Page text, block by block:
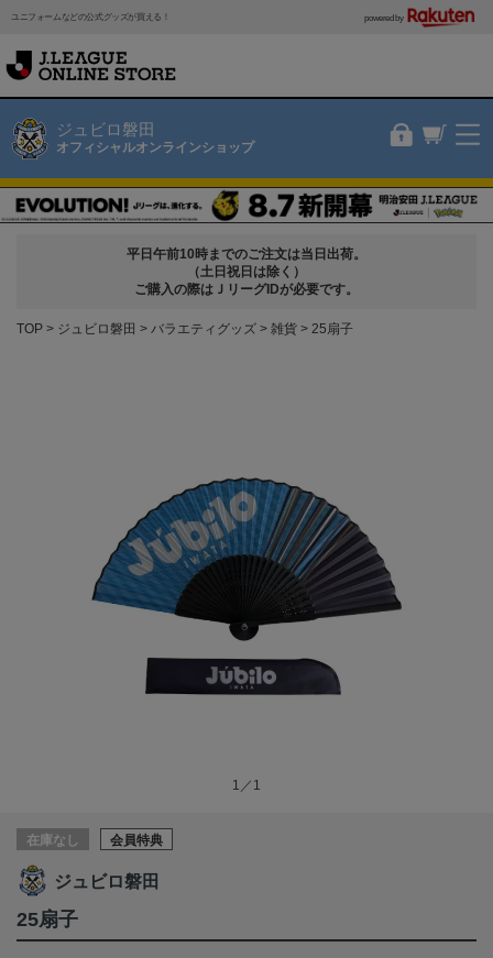
ユニフォームなどの公式グッズが買える！ powered by
ジュビロ磐田
オフィシャルオンラインショップ
平日午前10時までのご注文は当日出荷。
（土日祝日は除く）
ご購入の際はＪリーグIDが必要です。
TOP ジュビロ磐田 バラエティグッズ 雑貨 25扇子
1／1
在庫なし 会員特典
ジュビロ磐田
25扇子